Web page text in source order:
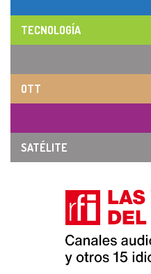
TECNOLOGÍA
OTT
SATÉLITE